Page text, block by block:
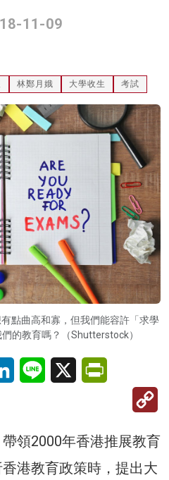
11-09
林鄭月娥 大學收生 考試
點曲高和寡，但我們能容許「求學
的教育嗎？（Shutterstock）
LinkedInLine X
領2000年香港推展教育
港教育政策時，提出大